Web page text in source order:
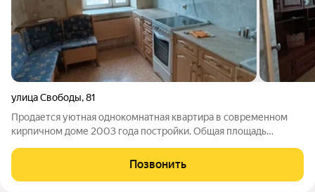
улица Свободы,81
Продается уютная однокомнатная квартира в современном
кирпичном доме 2003 года постройки. Общая площадь
Квартира находится на последнем, 12 этаже, что обеспечивает
тишину , есть
Позвонить